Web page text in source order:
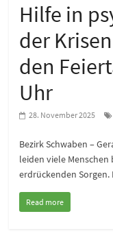
Hilfe in
der
den
Uhr
28. November 2025
Bezirk Schwaben –
leiden viele
erdrückenden Sorgen.
Read more